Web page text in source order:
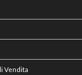
Vendita